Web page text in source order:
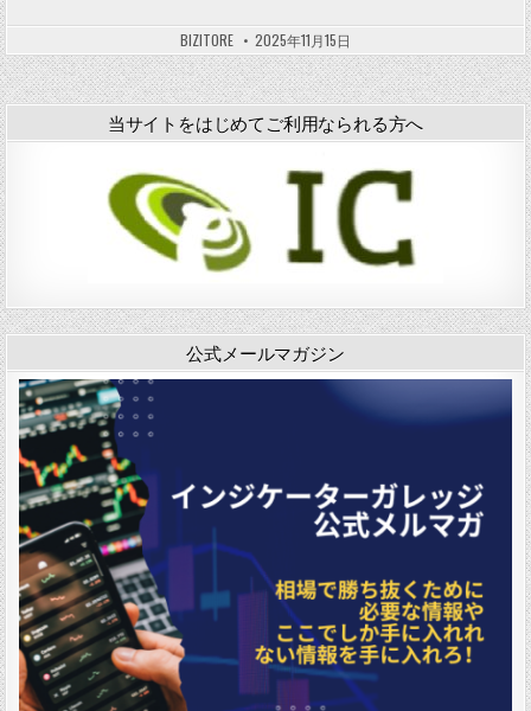
BIZITORE 2025年11月15日
当サイトをはじめてご利用なられる方へ
公式メールマガジン